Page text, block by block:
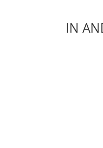
IN